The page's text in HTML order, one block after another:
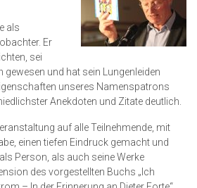
als
Er
sei
und hat sein Lungenleiden
unseres Namenspatrons
Anekdoten und Zitate deutlich.
auf alle Teilnehmende, mit
einen tiefen Eindruck gemacht und
Person, als auch seine Werke
des vorgestellten Buchs „Ich